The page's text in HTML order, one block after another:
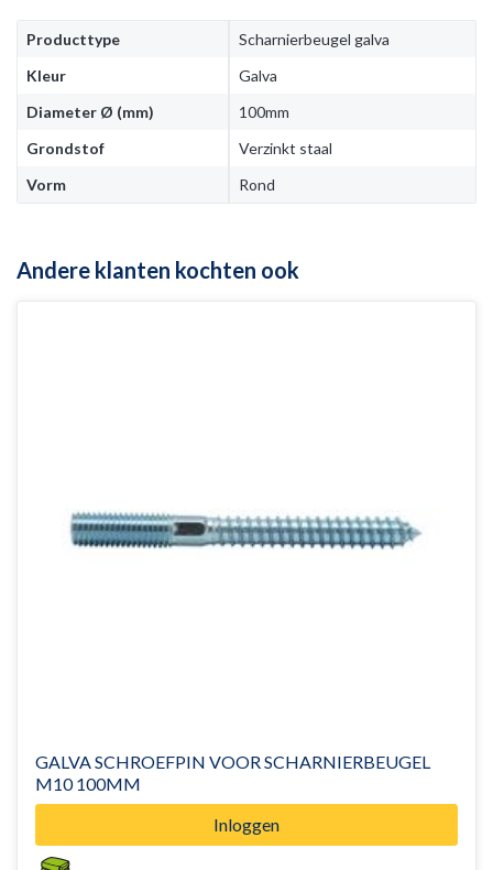
Producttype
Scharnierbeugel galva
Kleur
Galva
Diameter Ø (mm)
100mm
Grondstof
Verzinkt staal
Vorm
Rond
Andere klanten kochten ook
GALVA SCHROEFPIN VOOR SCHARNIERBEUGEL
M10 100MM
Inloggen